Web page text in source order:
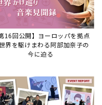
第16回公開】ヨーロッパを拠点
界を駆けまわる阿部加奈子の
今に迫る